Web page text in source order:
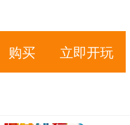
购买 立即开玩